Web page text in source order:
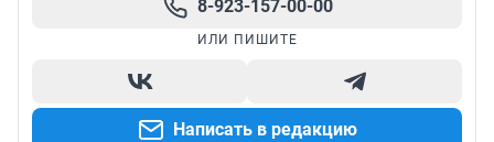
8-923-157-00-00
ИЛИ ПИШИТЕ
Написать в редакцию